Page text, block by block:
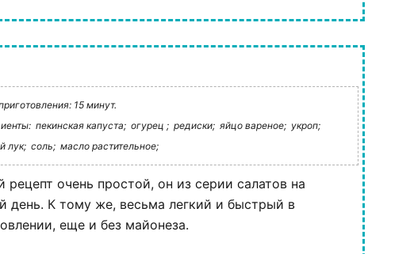
15 минут.
пекинская капуста; огурец ; редиски; яйцо вареное; укроп;
лук; соль; масло растительное;
рецепт очень простой, он из серии салатов на
день. К тому же, весьма легкий и быстрый в
еще и без майонеза.